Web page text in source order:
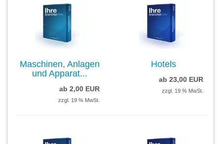
Maschinen, Anlagen
und Apparat...
ab 2,00 EUR
zzgl. 19 % MwSt.
Hotels
ab 23,00 EUR
zzgl. 19 % MwSt.